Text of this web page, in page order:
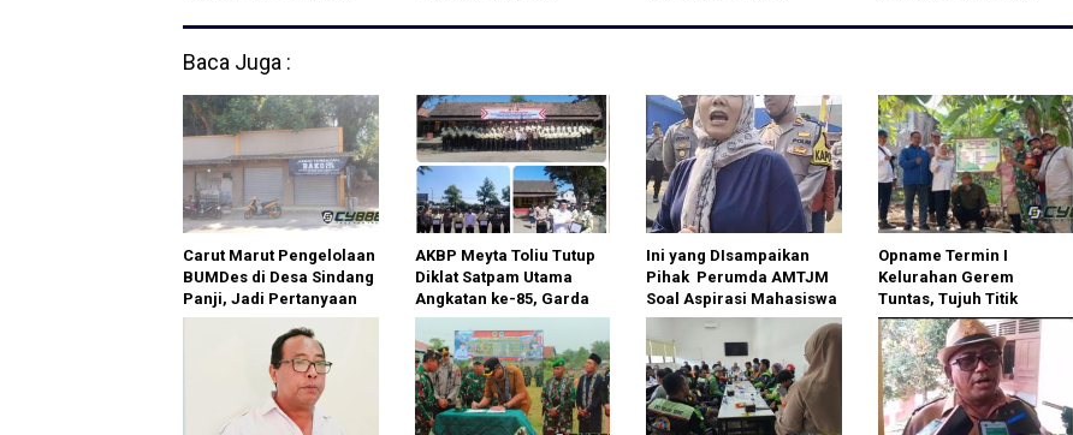
Membakar di Kawasan
Baca Juga :
Carut Marut Pengelolaan
BUMDes di Desa Sindang
Panji, Jadi Pertanyaan
Masyarakat
AKBP Meyta Toliu Tutup
Diklat Satpam Utama
Angkatan ke-85, Garda
Total Security Tegaskan
Profesi Satpam Bukan
Pekerjaan Sepele
Ini yang DIsampaikan
Pihak Perumda AMTJM
Soal Aspirasi Mahasiswa
Opname Termin I
Kelurahan Gerem
Tuntas, Tujuh Titik
Pembangunan
Dinyatakan Sesuai SOP